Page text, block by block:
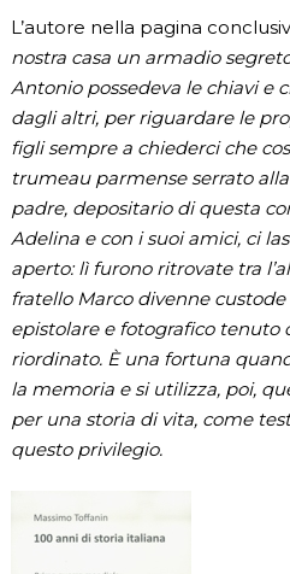
L’autore nella pagina
nostra casa un armadio
Antonio possedeva le chiavi e
dagli altri, per riguardare le
figli sempre a chiederci che
trumeau parmense serrato
padre, depositario di questa
Adelina e con i suoi amici, ci
aperto: lì furono ritrovate tra
fratello Marco divenne
epistolare e fotografico tenuto
riordinato. È una fortuna
la memoria e si utilizza, poi,
per una storia di vita, come
questo privilegio.